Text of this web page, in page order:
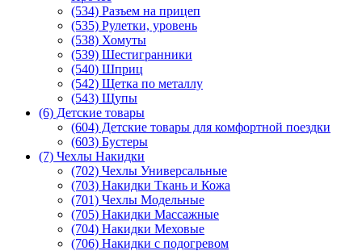
(534) Разъем на прицеп
(535) Рулетки, уровень
(538) Хомуты
(539) Шестигранники
(540) Шприц
(542) Щетка по металлу
(543) Щупы
(6) Детские товары
(604) Детские товары для комфортной поездки
(603) Бустеры
(7) Чехлы Накидки
(702) Чехлы Универсальные
(703) Накидки Ткань и Кожа
(701) Чехлы Модельные
(705) Накидки Массажные
(704) Накидки Меховые
(706) Накидки с подогревом